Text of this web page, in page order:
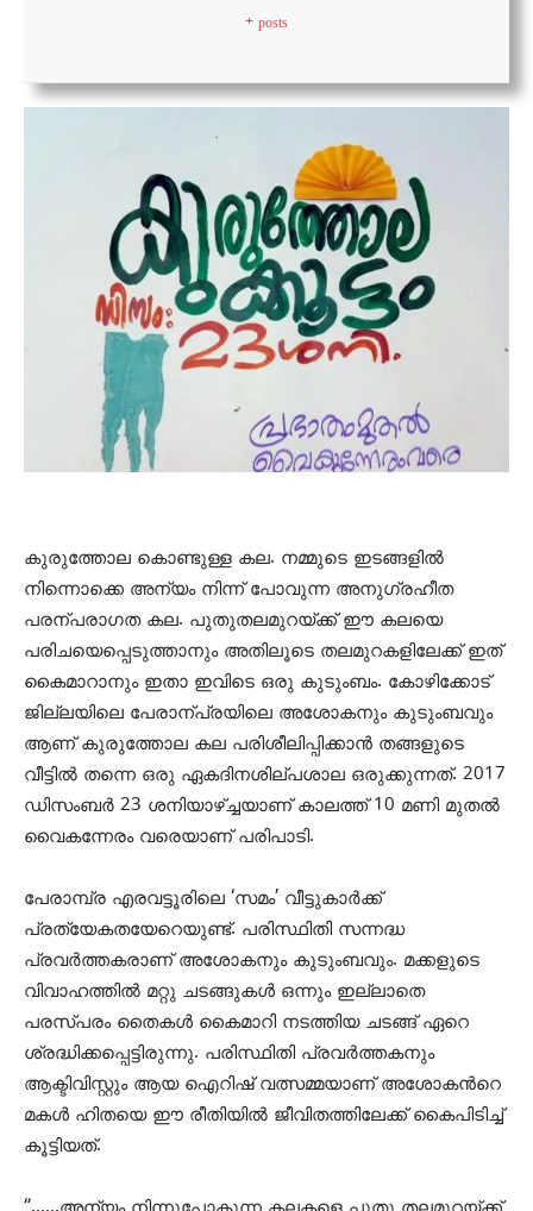
+ posts
കുരുത്തോല കൊണ്ടുള്ള കല. നമ്മുടെ ഇടങ്ങളില്‍
നിന്നൊക്കെ അന്യം നിന്ന് പോവുന്ന അനുഗ്രഹീത
പരന്പരാഗത കല. പുതുതലമുറയ്ക്ക് ഈ കലയെ
പരിചയെപ്പെടുത്താനും അതിലൂടെ തലമുറകളിലേക്ക് ഇത്
കൈമാറാനും ഇതാ ഇവിടെ ഒരു കുടുംബം. കോഴിക്കോട്
ജില്ലയിലെ പേരാന്പ്രയിലെ അശോകനും കുടുംബവും
ആണ് കുരുത്തോല കല പരിശീലിപ്പിക്കാന്‍ തങ്ങളുടെ
വീട്ടില്‍ തന്നെ ഒരു ഏകദിനശില്പശാല ഒരുക്കുന്നത്. 2017
ഡിസംബർ 23 ശനിയാഴ്ച്ചയാണ് കാലത്ത് 10 മണി മുതൽ
വൈകന്നേരം വരെയാണ് പരിപാടി.
പേരാമ്പ്ര എരവട്ടൂരിലെ ‘സമം’ വീട്ടുകാര്‍ക്ക്
പ്രത്യേകതയേറെയുണ്ട്. പരിസ്ഥിതി സന്നദ്ധ
പ്രവര്‍ത്തകരാണ് അശോകനും കുടുംബവും. മക്കളുടെ
വിവാഹത്തില്‍ മറ്റു ചടങ്ങുകള്‍ ഒന്നും ഇല്ലാതെ
പരസ്പരം തൈകള്‍ കൈമാറി നടത്തിയ ചടങ്ങ് ഏറെ
ശ്രദ്ധിക്കപ്പെട്ടിരുന്നു. പരിസ്ഥിതി പ്രവര്‍ത്തകനും
ആക്ടിവിസ്റ്റും ആയ ഐറിഷ് വത്സമ്മയാണ് അശോകൻറെ
മകള്‍ ഹിതയെ ഈ രീതിയില്‍ ജീവിതത്തിലേക്ക് കൈപിടിച്ച്
കൂട്ടിയത്.